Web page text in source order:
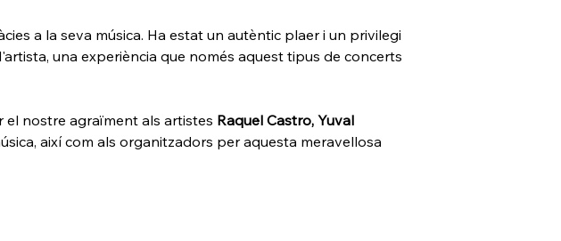
a la seva música. Ha estat un autèntic plaer i un privilegi
una experiència que només aquest tipus de concerts
el nostre agraïment als artistes Raquel Castro, Yuval
així com als organitzadors per aquesta meravellosa